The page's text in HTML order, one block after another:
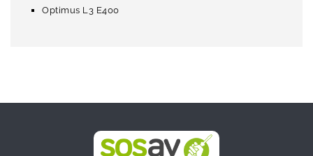
Optimus L3 E400